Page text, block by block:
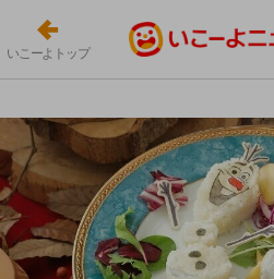
いこーよトップ